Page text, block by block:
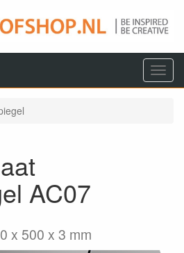
Menu
AC07
x 500 x 3 mm